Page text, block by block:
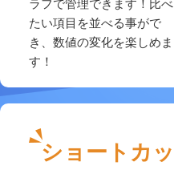
ラフで管理できます！比べ
たい項目を並べる事がで
き、数値の変化を楽しめま
す！
ショートカッ